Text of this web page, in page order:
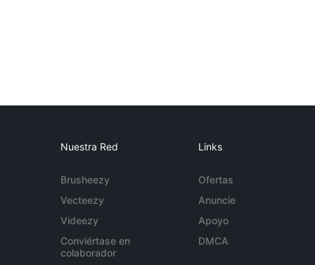
Nuestra Red
Brusheezy
Vecteezy
Videezy
Conviértase en
colaborador
Links
Ofertas
Anuncie
Apoyo
DMCA